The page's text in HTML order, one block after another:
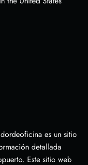
es un sitio
detallada
Este sitio web